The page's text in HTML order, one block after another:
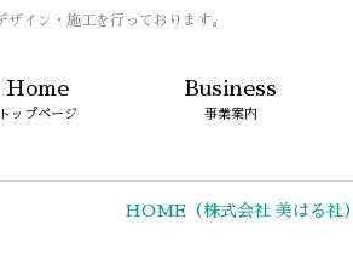
イン・施工を行っております。
Home
トップページ
Business
事業案内
HOME （株式会社 美はる社）